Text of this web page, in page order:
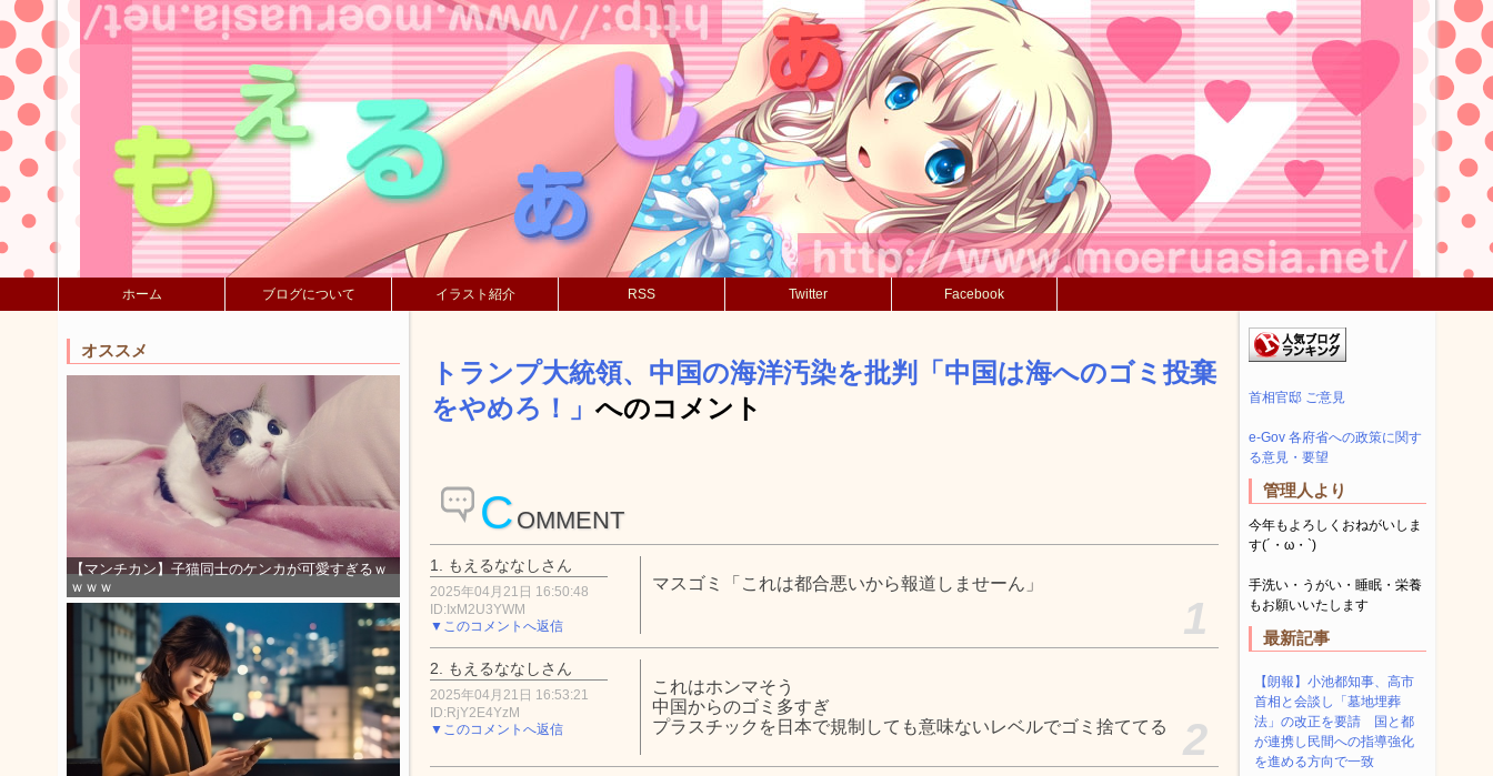
ホーム ブログについて イラスト紹介 RSS Twitter Facebook
オススメ
【マンチカン】子猫同士のケンカが可愛すぎるｗ
ｗｗｗ
トランプ大統領、中国の海洋汚染を批判「中国は海へのゴミ投棄
をやめろ！」 へのコメント
C OMMENT
1. もえるななしさん
2025年04月21日 16:50:48
ID:IxM2U3YWM
▼このコメントへ返信
マスゴミ「これは都合悪いから報道しませーん」
1
2. もえるななしさん
2025年04月21日 16:53:21
ID:RjY2E4YzM
▼このコメントへ返信
これはホンマそう
中国からのゴミ多すぎ
プラスチックを日本で規制しても意味ないレベルでゴミ捨ててる
2
首相官邸 ご意見
e-Gov 各府省への政策に関す
る意見・要望
管理人より
今年もよろしくおねがいしま
す(´・ω・`)
手洗い・うがい・睡眠・栄養
もお願いいたします
最新記事
【朗報】小池都知事、高市
首相と会談し「墓地埋葬
法」の改正を要請 国と都
が連携し民間への指導強化
を進める方向で一致